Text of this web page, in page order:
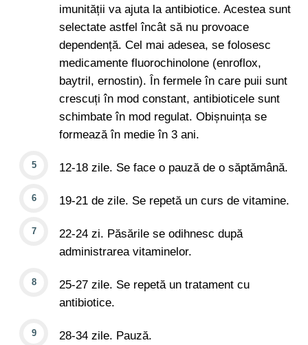
imunității va ajuta la antibiotice. Acestea sunt
selectate astfel încât să nu provoace
dependență. Cel mai adesea, se folosesc
medicamente fluorochinolone (enroflox,
baytril, ernostin). În fermele în care puii sunt
crescuți în mod constant, antibioticele sunt
schimbate în mod regulat. Obișnuința se
formează în medie în 3 ani.
12-18 zile. Se face o pauză de o săptămână.
19-21 de zile. Se repetă un curs de vitamine.
22-24 zi. Păsările se odihnesc după
administrarea vitaminelor.
25-27 zile. Se repetă un tratament cu
antibiotice.
28-34 zile. Pauză.